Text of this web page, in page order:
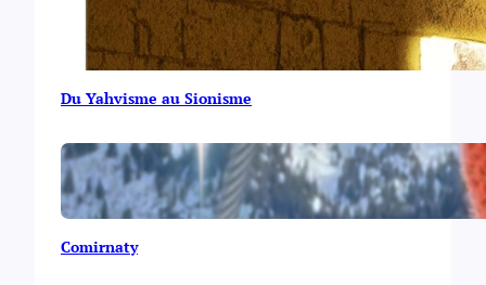
Du Yahvisme au Sionisme
Comirnaty